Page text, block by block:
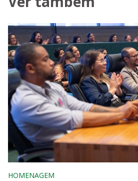
HOMENAGEM